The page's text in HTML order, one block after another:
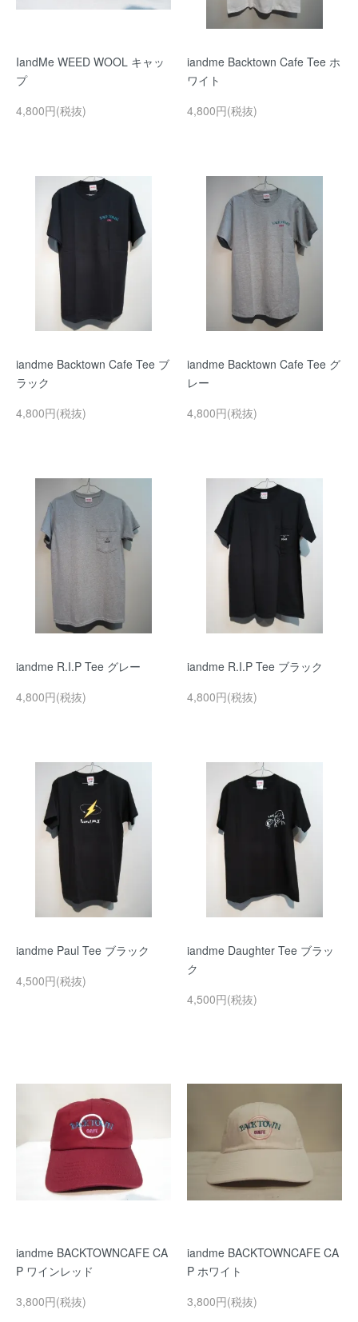
IandMe WEED WOOL キャッ
プ
4,800円(税抜)
iandme Backtown Cafe Tee ホ
ワイト
4,800円(税抜)
iandme Backtown Cafe Tee ブ
ラック
4,800円(税抜)
iandme Backtown Cafe Tee グ
レー
4,800円(税抜)
iandme R.I.P Tee グレー
4,800円(税抜)
iandme R.I.P Tee ブラック
4,800円(税抜)
iandme Paul Tee ブラック
4,500円(税抜)
iandme Daughter Tee ブラッ
ク
4,500円(税抜)
iandme BACKTOWNCAFE CA
P ワインレッド
3,800円(税抜)
iandme BACKTOWNCAFE CA
P ホワイト
3,800円(税抜)